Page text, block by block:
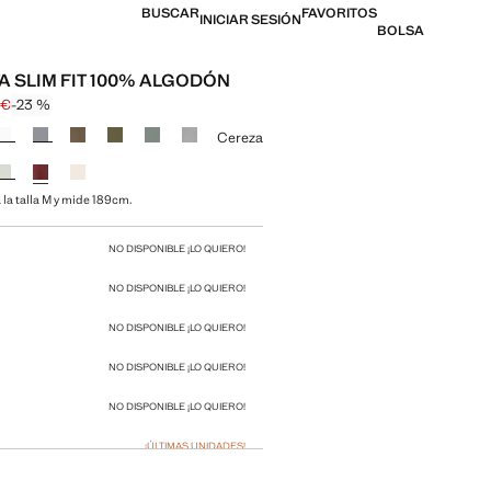
BUSCARINICIAR SESIÓNFAVORITOS
BOLSA
SLIM FIT 100% ALGODÓN
[12,99 € ]
€ ]
-23 %
color
Cereza
talla M y mide 189cm.
NO DISPONIBLE ¡LO QUIERO!
NO DISPONIBLE ¡LO QUIERO!
NO DISPONIBLE ¡LO QUIERO!
NO DISPONIBLE ¡LO QUIERO!
NO DISPONIBLE ¡LO QUIERO!
¡ÚLTIMAS UNIDADES!